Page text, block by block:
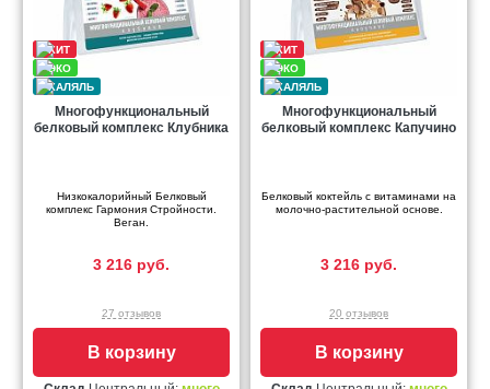
Многофункциональный
белковый комплекс Клубника
Низкокалорийный Белковый
комплекс Гармония Стройности.
Веган.
3 216 руб.
27 отзывов
В корзину
Многофункциональный
белковый комплекс Капучино
Белковый коктейль с витаминами на
молочно-растительной основе.
3 216 руб.
20 отзывов
В корзину